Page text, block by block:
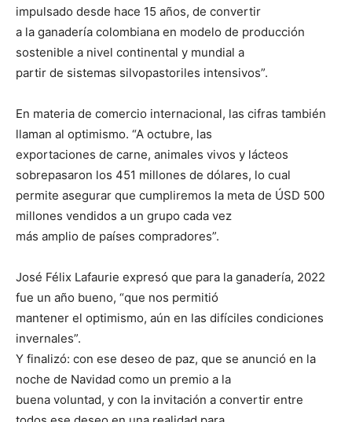
impulsado desde hace 15 años, de convertir
a la ganadería colombiana en modelo de producción
sostenible a nivel continental y mundial a
partir de sistemas silvopastoriles intensivos”.
En materia de comercio internacional, las cifras también
llaman al optimismo. “A octubre, las
exportaciones de carne, animales vivos y lácteos
sobrepasaron los 451 millones de dólares, lo cual
permite asegurar que cumpliremos la meta de ÚSD 500
millones vendidos a un grupo cada vez
más amplio de países compradores”.
José Félix Lafaurie expresó que para la ganadería, 2022
fue un año bueno, “que nos permitió
mantener el optimismo, aún en las difíciles condiciones
invernales”.
Y finalizó: con ese deseo de paz, que se anunció en la
noche de Navidad como un premio a la
buena voluntad, y con la invitación a convertir entre